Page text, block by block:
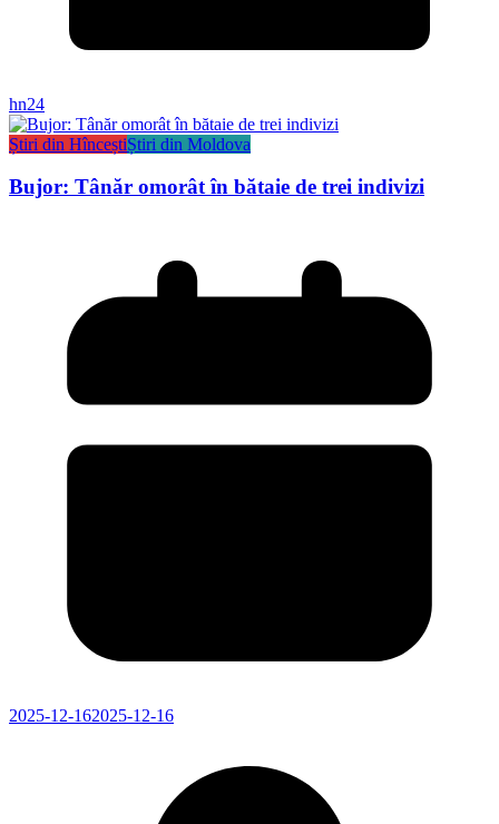
hn24
Știri din HînceștiȘtiri din Moldova
Bujor: Tânăr omorât în bătaie de trei indivizi
2025-12-162025-12-16